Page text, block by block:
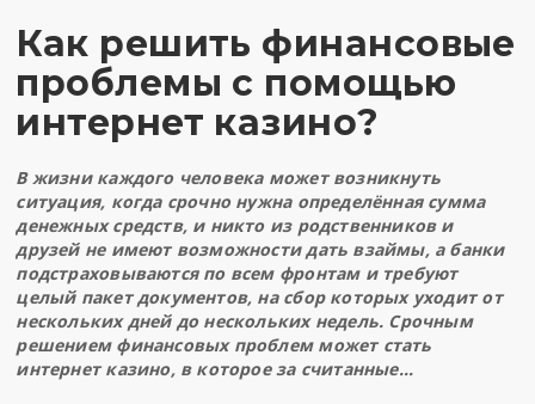
Как решить финансовые
проблемы с помощью
интернет казино?
В жизни каждого человека может возникнуть
ситуация, когда срочно нужна определённая сумма
денежных средств, и никто из родственников и
друзей не имеют возможности дать взаймы, а банки
подстраховываются по всем фронтам и требуют
целый пакет документов, на сбор которых уходит от
нескольких дней до нескольких недель. Срочным
решением финансовых проблем может стать
интернет казино, в которое за считанные…